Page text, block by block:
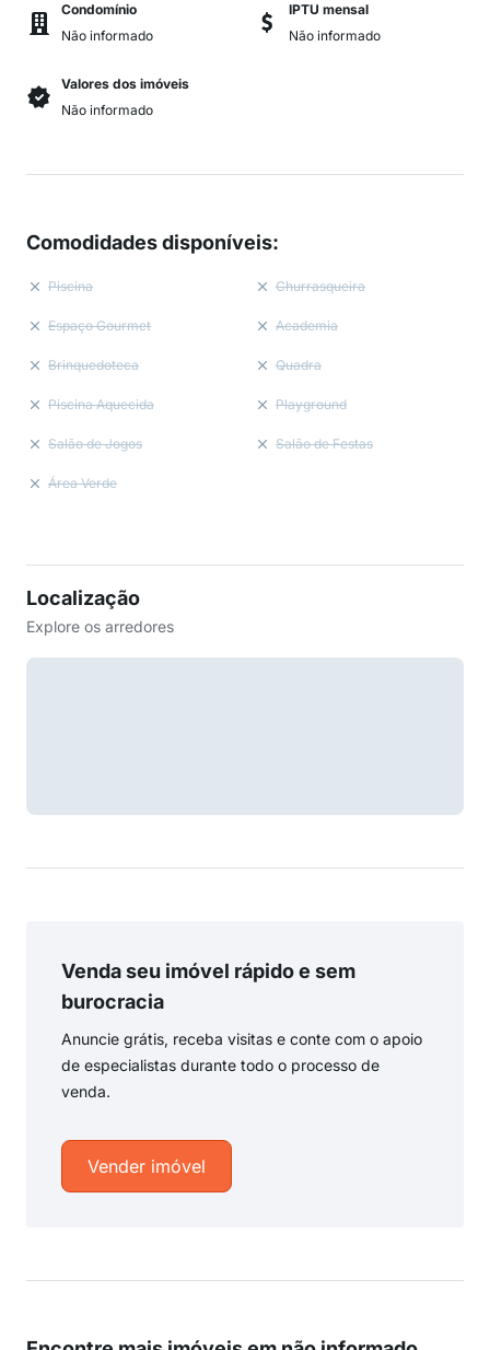
Condomínio
Não informado
IPTU mensal
Não informado
Valores dos imóveis
Não informado
Comodidades disponíveis:
Piscina Churrasqueira
Espaço Gourmet Academia
Brinquedoteca Quadra
Piscina Aquecida Playground
Salão de Jogos Salão de Festas
Área Verde
Localização
Explore os arredores
Venda seu imóvel rápido e sem
burocracia
Anuncie grátis, receba visitas e conte com o apoio
de especialistas durante todo o processo de
venda.
Vender imóvel